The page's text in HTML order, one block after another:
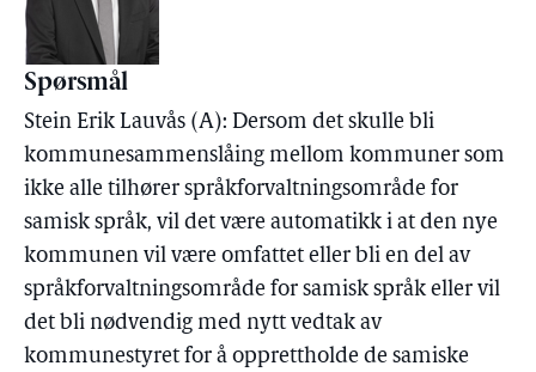
Spørsmål
Stein Erik Lauvås (A): Dersom det skulle bli
kommunesammenslåing mellom kommuner som
ikke alle tilhører språkforvaltningsområde for
samisk språk, vil det være automatikk i at den nye
kommunen vil være omfattet eller bli en del av
språkforvaltningsområde for samisk språk eller vil
det bli nødvendig med nytt vedtak av
kommunestyret for å opprettholde de samiske